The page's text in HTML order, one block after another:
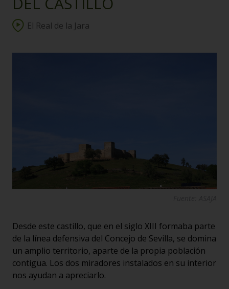
El Real de la Jara
Desde este castillo, que en el siglo XIII formaba parte
de la línea defensiva del Concejo de Sevilla, se domina
un amplio territorio, aparte de la propia población
contigua. Los dos miradores instalados en su interior
nos ayudan a apreciarlo.